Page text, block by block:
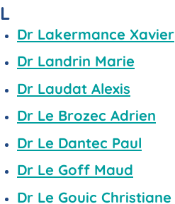
L
Dr Lakermance Xavier
Dr Landrin Marie
Dr Laudat Alexis
Dr Le Brozec Adrien
Dr Le Dantec Paul
Dr Le Goff Maud
Dr Le Gouic Christiane